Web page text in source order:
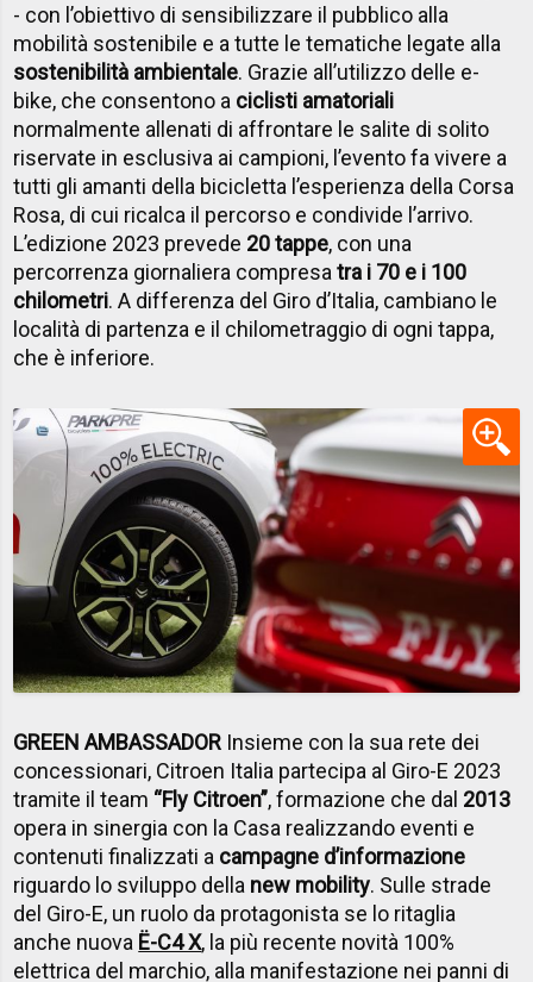
- con l’obiettivo di sensibilizzare il pubblico alla
mobilità sostenibile e a tutte le tematiche legate alla
sostenibilità ambientale. Grazie all’utilizzo delle e-
bike, che consentono a ciclisti amatoriali
normalmente allenati di affrontare le salite di solito
riservate in esclusiva ai campioni, l’evento fa vivere a
tutti gli amanti della bicicletta l’esperienza della Corsa
Rosa, di cui ricalca il percorso e condivide l’arrivo.
L’edizione 2023 prevede 20 tappe, con una
percorrenza giornaliera compresatra i 70 e i 100
chilometri. A differenza del Giro d’Italia, cambiano le
località di partenza e il chilometraggio di ogni tappa,
che è inferiore.
GREEN AMBASSADOR Insieme con la sua rete dei
concessionari, Citroen Italia partecipa al Giro-E 2023
tramite il team “Fly Citroen”, formazione che dal 2013
opera in sinergia con la Casa realizzando eventi e
contenuti finalizzati a campagne d’informazione
riguardo lo sviluppo della new mobility. Sulle strade
del Giro-E, un ruolo da protagonista se lo ritaglia
anche nuova Ë-C4 X, la più recente novità 100%
elettrica del marchio, alla manifestazione nei panni di